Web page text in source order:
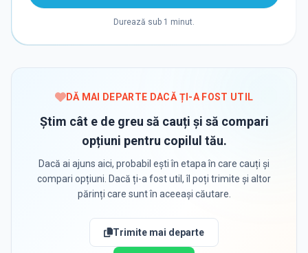
Durează sub 1 minut.
DĂ MAI DEPARTE DACĂ ȚI-A FOST UTIL
Știm cât e de greu să cauți și să compari
opțiuni pentru copilul tău.
Dacă ai ajuns aici, probabil ești în etapa în care cauți și
compari opțiuni. Dacă ți-a fost util, îl poți trimite și altor
părinți care sunt în aceeași căutare.
Trimite mai departe